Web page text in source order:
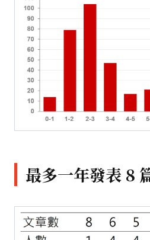
最多一年發表 8